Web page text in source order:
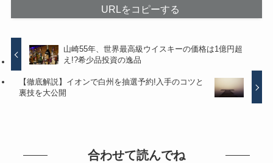
URLをコピーする
山崎55年、世界最高級ウイスキーの価格は1億円超
え!?希少品投資の逸品
【徹底解説】イオンで白州を抽選予約!入手のコツと
裏技を大公開
合わせて読んでね